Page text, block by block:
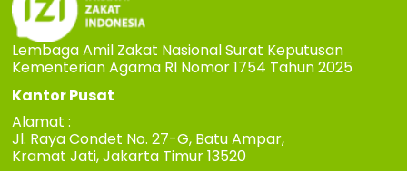
Lembaga Amil Zakat Nasional Surat Keputusan
Kementerian Agama RI Nomor 1754 Tahun 2025
Kantor Pusat
Alamat :
Jl. Raya Condet No. 27-G, Batu Ampar,
Kramat Jati, Jakarta Timur 13520